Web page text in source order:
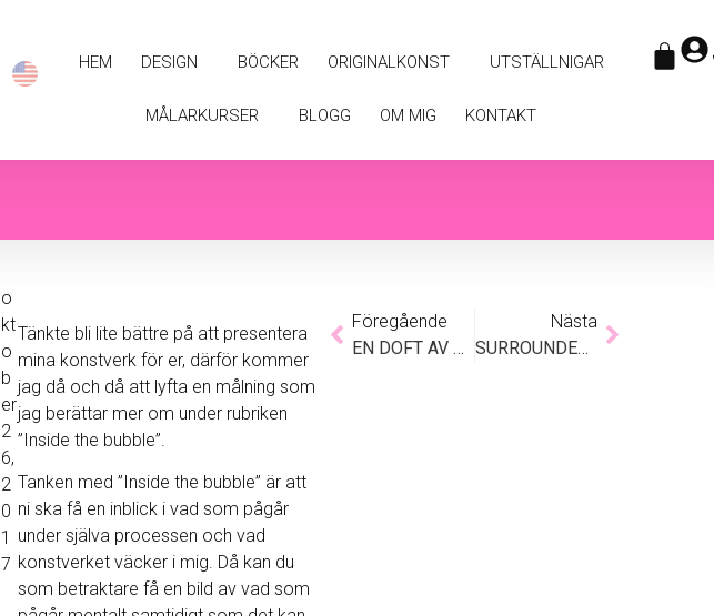
HEM DESIGN BÖCKER ORIGINALKONST UTSTÄLLNIGAR
MÅLARKURSER BLOGG OM MIG KONTAKT
o
kt
o
b
er
2
6,
2
0
1
7
Tänkte bli lite bättre på att presentera
mina konstverk för er, därför kommer
jag då och då att lyfta en målning som
jag berättar mer om under rubriken
”Inside the bubble”.
Tanken med ”Inside the bubble” är att
ni ska få en inblick i vad som pågår
under själva processen och vad
konstverket väcker i mig. Då kan du
som betraktare få en bild av vad som
Föregående
EN DOFT AV SOMMAR
Nästa
SURROUNDED BY GOLD